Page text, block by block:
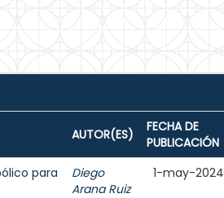
AUTOR(ES)
FECHA DE
PUBLICACIÓN
para
Diego
Arana Ruiz
1-may-2024